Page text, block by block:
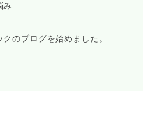
み
のブログを始めました。